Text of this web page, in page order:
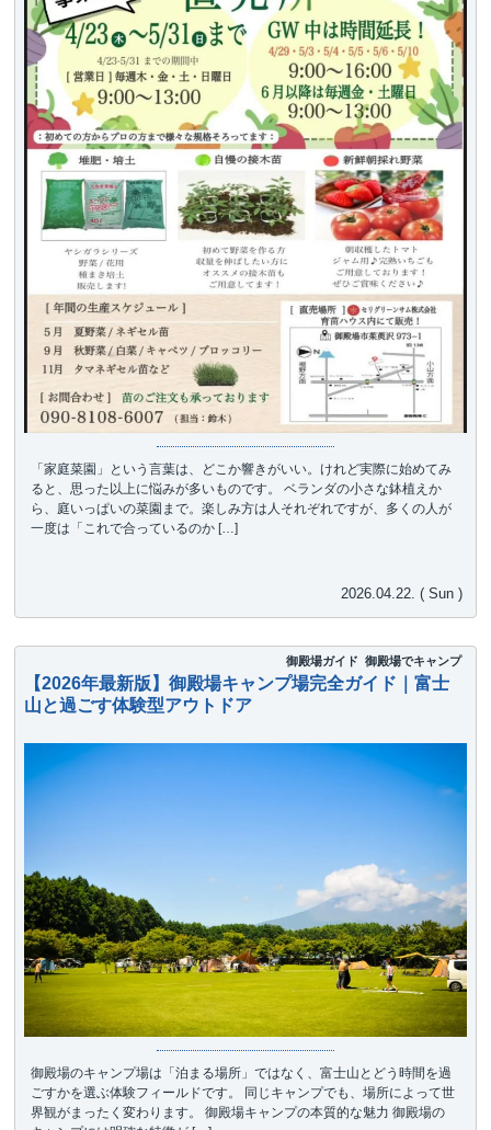
「家庭菜園」という言葉は、どこか響きがいい。けれど実際に始めてみ
ると、思った以上に悩みが多いものです。 ベランダの小さな鉢植えか
ら、庭いっぱいの菜園まで。楽しみ方は人それぞれですが、多くの人が
一度は「これで合っているのか […]
2026.04.22. ( Sun )
御殿場ガイド 御殿場でキャンプ
【2026年最新版】御殿場キャンプ場完全ガイド｜富士
山と過ごす体験型アウトドア
御殿場のキャンプ場は「泊まる場所」ではなく、富士山とどう時間を過
ごすかを選ぶ体験フィールドです。 同じキャンプでも、場所によって世
界観がまったく変わります。 御殿場キャンプの本質的な魅力 御殿場の